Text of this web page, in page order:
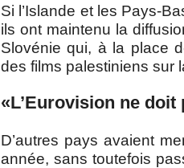
Si l’Islande et les Pays-
ils ont maintenu la
Slovénie qui, à la place
des films palestiniens sur
«L’Eurovision ne
D’autres pays avaient
année, sans toutefois